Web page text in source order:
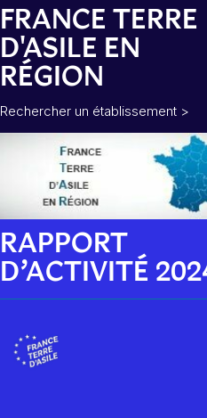
FRANCE TERRE
D'ASILE EN
RÉGION
Rechercher un établissement >
RAPPORT
D’ACTIVITÉ